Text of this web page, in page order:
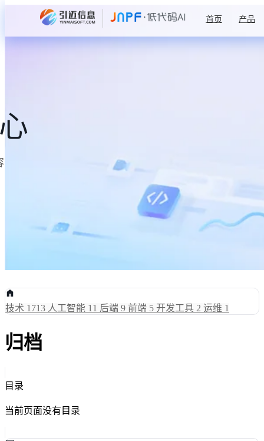
首页 产品
技术 1713 人工智能 11 后端 9 前端 5 开发工具 2 运维 1
归档
目录
当前页面没有目录